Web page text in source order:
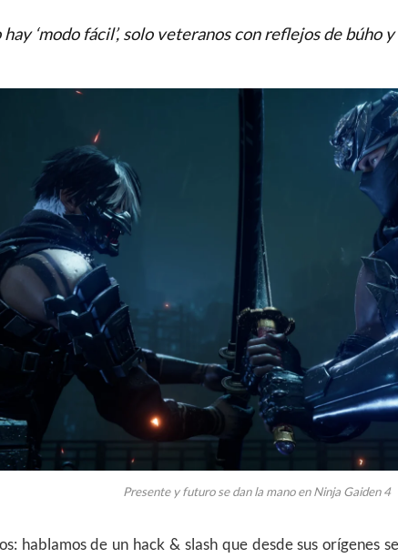
‘modo fácil’, solo veteranos con reflejos de búho
Presente y futuro se dan la mano en Ninja Gaiden 4
hablamos de un hack & slash que desde sus orígenes